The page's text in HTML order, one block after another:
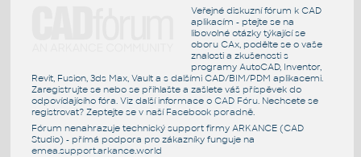
Veřejné diskuzní fórum k CAD
aplikacím - ptejte se na
libovolné otázky týkající se
oboru CAx, podělte se o vaše
znalosti a zkušenosti s
programy AutoCAD, Inventor,
Revit, Fusion, 3ds Max, Vault a s dalšími CAD/BIM/PDM aplikacemi.
Zaregistrujte se nebo se přihlašte a zašlete váš příspěvek do
odpovídajícího fóra. Viz další informace o CAD Fóru. Nechcete se
registrovat? Zeptejte se v naší Facebook poradně.
Fórum nenahrazuje technický support firmy ARKANCE (CAD
Studio) - přímá podpora pro zákazníky funguje na
emea.support.arkance.world